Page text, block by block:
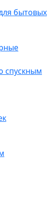
бытовых
спускным